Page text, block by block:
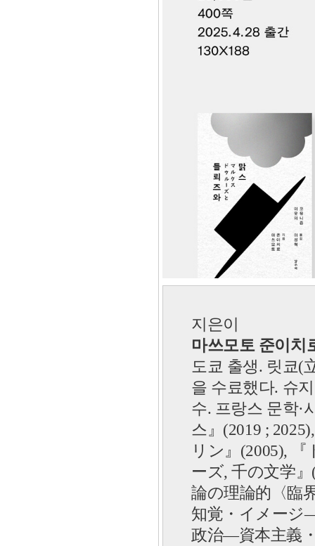
지은이
마쓰모토 준이치
도쿄 출생. 릿쿄(
을 수료했다. 슈
수. 프랑스 문학·
스』 (2019 ;
リン』 (2005), 『
ーズ, 千の文学』
論の理論的〈臨
知覚・イメージ
政治—資本主義